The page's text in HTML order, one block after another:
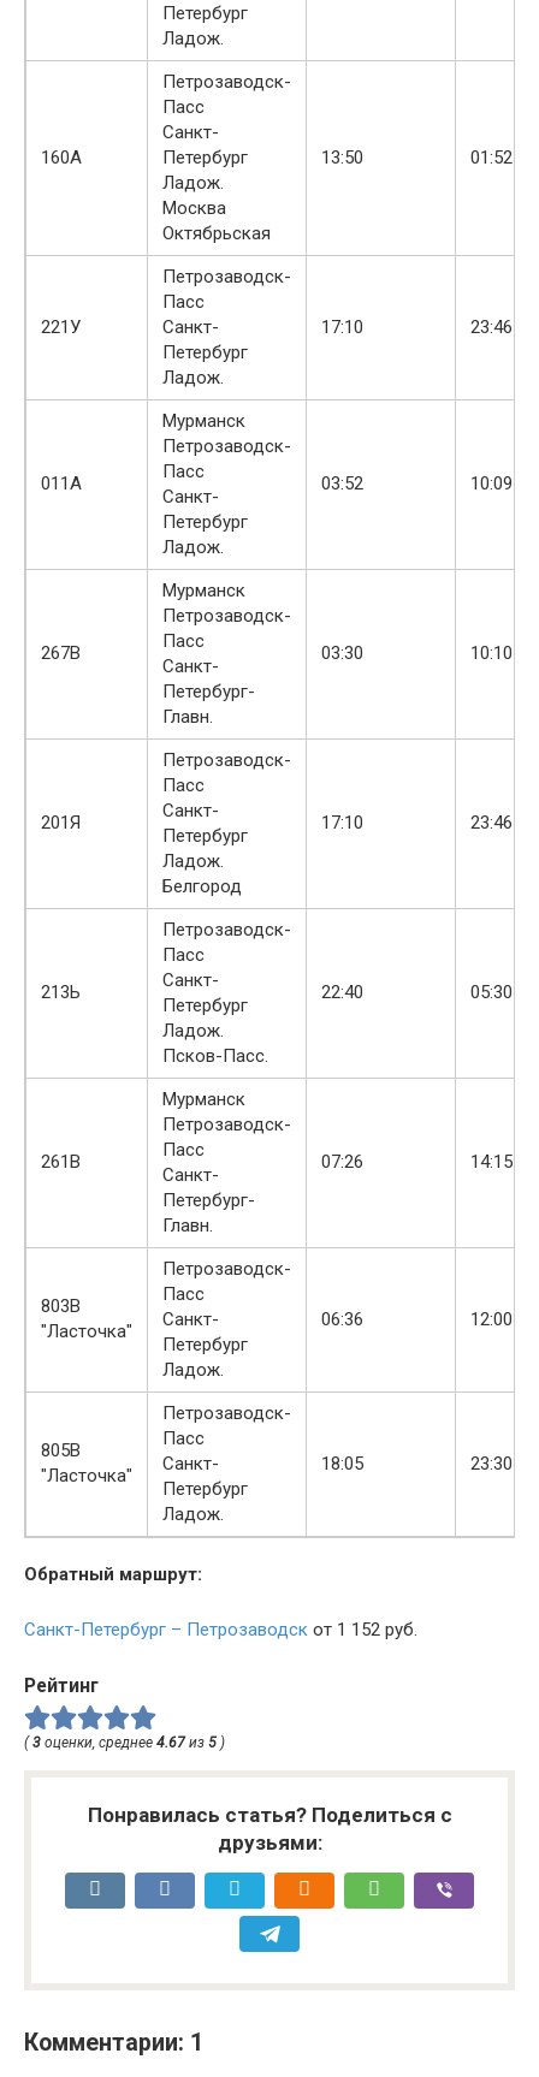
Петербург
Ладож.
160А
Петрозаводск-
Пасс
Санкт-
Петербург
Ладож.
Москва
Октябрьская
13:50 01:52
221У
Петрозаводск-
Пасс
Санкт-
Петербург
Ладож.
17:10 23:46
011А
Мурманск
Петрозаводск-
Пасс
Санкт-
Петербург
Ладож.
03:52 10:09
267В
Мурманск
Петрозаводск-
Пасс
Санкт-
Петербург-
Главн.
03:30 10:10
201Я
Петрозаводск-
Пасс
Санкт-
Петербург
Ладож.
Белгород
17:10 23:46
213Ь
Петрозаводск-
Пасс
Санкт-
Петербург
Ладож.
Псков-Пасс.
22:40 05:30
261В
Мурманск
Петрозаводск-
Пасс
Санкт-
Петербург-
Главн.
07:26 14:15
803В
"Ласточка"
Петрозаводск-
Пасс
Санкт-
Петербург
Ладож.
06:36 12:00
805В
"Ласточка"
Петрозаводск-
Пасс
Санкт-
Петербург
Ладож.
18:05 23:30
Обратный маршрут:
Санкт-Петербург – Петрозаводск от 1 152 руб.
Рейтинг
( 3 оценки, среднее 4.67из 5 )
Понравилась статья? Поделиться с
друзьями:
Комментарии: 1